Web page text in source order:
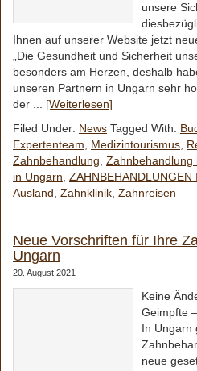
unsere
Ihnen auf unserer Website jetzt
„Die Gesundheit und Sicherheit
besonders am Herzen, deshalb
unseren Partnern in Ungarn sehr
der ... [Weiterlesen]
Filed Under: News Tagged With:
Expertenteam
Medizintourismus
Zahnbehandlung Zahnbehandlung
in Ungarn ZAHNBEHANDLUNGEN
Ausland Zahnklinik Zahnreisen
Neue Vorschriften für Ihre
Ungarn
20. August 2021
Keine
Geimpfte
In Ungarn
neue